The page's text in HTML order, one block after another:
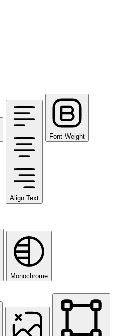
Align Text
Font Weight
Monochrome